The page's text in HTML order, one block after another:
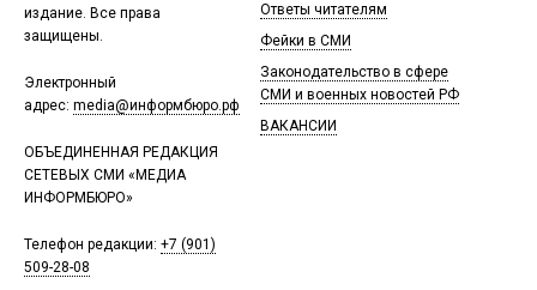
издание. Все права
защищены.
Электронный
адрес: media@информбюро.рф
ОБЪЕДИНЕННАЯ РЕДАКЦИЯ
СЕТЕВЫХ СМИ «МЕДИА
ИНФОРМБЮРО»
Телефон редакции: +7 (901)
509-28-08
Ответы читателям
Фейки в СМИ
Законодательство в сфере
СМИ и военных новостей РФ
ВАКАНСИИ